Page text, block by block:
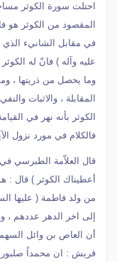
احتلت سورة الكوثر
المقصود من الكوثر هو
في مقابل الشانيء الذي
عليه وآله ) فانّ له
وما يحصل من ذريتها ،
المقابلة ، والاثبات
الكوثر بأنه نهر في
فالكلام في مورد نزول
قال العلاّمة الطبرسي
أعطيناك الكوثر ) قال :
من ولد فاطمة ( عليها
إلى اخر الدهر عددهم
أن العاص بن وائل
قريش : ان محمداً صلبور